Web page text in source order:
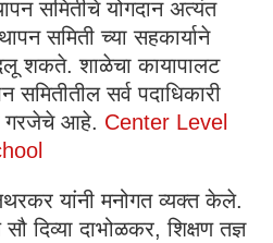
समितीचे योगदान अत्यंत
समिती च्या सहकार्याने
शकते. शाळेचा कायापालट
समितीतील सर्व पदाधिकारी
गरजेचे आहे. Center Level
यांनी मनोगत व्यक्त केले.
दिव्या दाभोळकर, शिक्षण तज्ञ